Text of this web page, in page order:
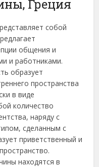
Греция
собой
общения и
и работниками.
образует
пространства
в виде
количество
наряду с
сделанным с
приветственный и
находятся в